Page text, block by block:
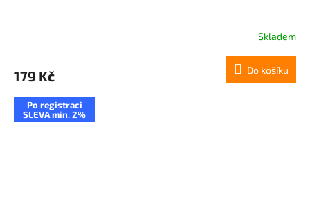
Skladem
179 Kč Do košíku
Po registraci
SLEVA min. 2%